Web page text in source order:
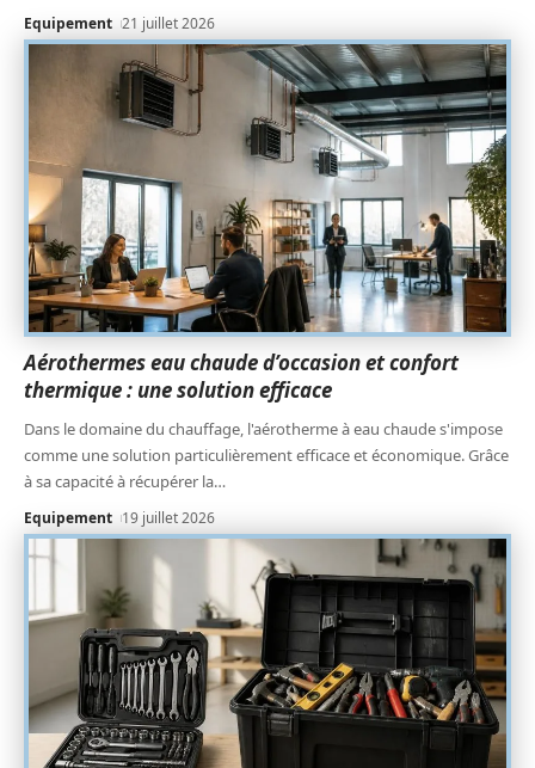
Equipement 21 juillet 2026
Aérothermes eau chaude d’occasion et confort
thermique : une solution efficace
Dans le domaine du chauffage, l'aérotherme à eau chaude s'impose
comme une solution particulièrement efficace et économique. Grâce
à sa capacité à récupérer la…
Equipement 19 juillet 2026